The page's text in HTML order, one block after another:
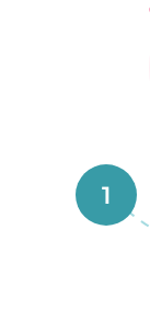
1